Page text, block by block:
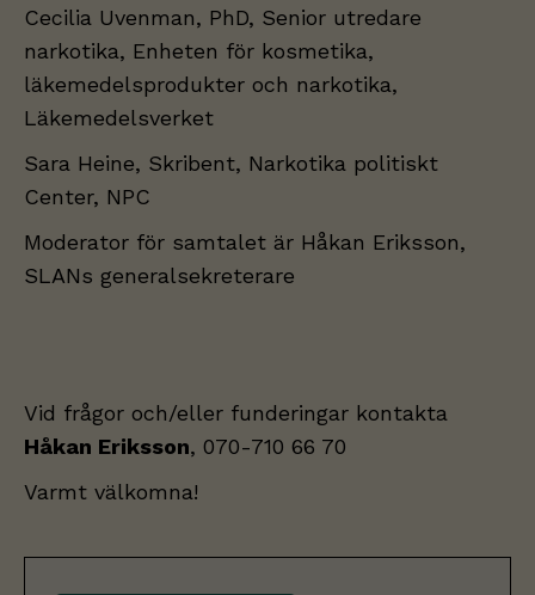
Cecilia Uvenman, PhD, Senior utredare
narkotika, Enheten för kosmetika,
läkemedelsprodukter och narkotika,
Läkemedelsverket
Sara Heine, Skribent, Narkotika politiskt
Center, NPC
Moderator för samtalet är Håkan Eriksson,
SLANs generalsekreterare
Vid frågor och/eller funderingar kontakta
Håkan Eriksson, 070-710 66 70
Varmt välkomna!